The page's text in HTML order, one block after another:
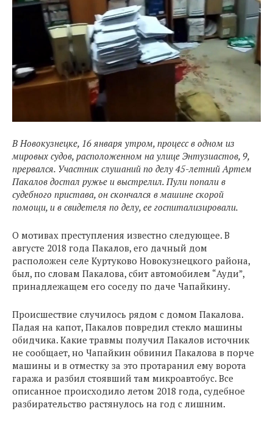
В Новокузнецке, 16 января утром, процесс в одном из
мировых судов, расположенном на улице Энтузиастов, 9,
прервался. Участник слушаний по делу 45-летний Артем
Пакалов достал ружье и выстрелил. Пули попали в
судебного пристава, он скончался в машине скорой
помощи, и в свидетеля по делу, ее госпитализировали.
О мотивах преступления известно следующее. В
августе 2018 года Пакалов, его дачный дом
расположен селе Куртуково Новокузнецкого района,
был, по словам Пакалова, сбит автомобилем “Ауди”,
принадлежащем его соседу по даче Чапайкину.
Происшествие случилось рядом с домом Пакалова.
Падая на капот, Пакалов повредил стекло машины
обидчика. Какие травмы получил Пакалов источник
не сообщает, но Чапайкин обвинил Пакалова в порче
машины и в отместку за это протаранил ему ворота
гаража и разбил стоявший там микроавтобус. Все
описанное происходило летом 2018 года, судебное
разбирательство растянулось на год с лишним.